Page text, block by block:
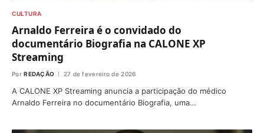
CULTURA
Arnaldo Ferreira é o convidado do
documentário Biografia na CALONE XP
Streaming
Por REDAÇÃO 27 de fevereiro de 2026
A CALONE XP Streaming anuncia a participação do médico
Arnaldo Ferreira no documentário Biografia, uma…